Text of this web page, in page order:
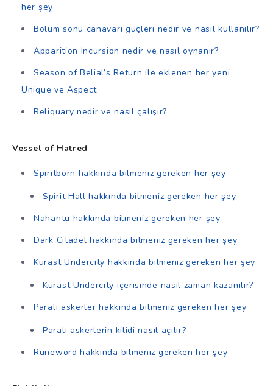
her şey
Bölüm sonu canavarı güçleri nedir ve nasıl kullanılır?
Apparition Incursion nedir ve nasıl oynanır?
Season of Belial’s Return ile eklenen her yeni
Unique ve Aspect
Reliquary nedir ve nasıl çalışır?
Vessel of Hatred
Spiritborn hakkında bilmeniz gereken her şey
Spirit Hall hakkında bilmeniz gereken her şey
Nahantu hakkında bilmeniz gereken her şey
Dark Citadel hakkında bilmeniz gereken her şey
Kurast Undercity hakkında bilmeniz gereken her şey
Kurast Undercity içerisinde nasıl zaman kazanılır?
Paralı askerler hakkında bilmeniz gereken her şey
Paralı askerlerin kilidi nasıl açılır?
Runeword hakkında bilmeniz gereken her şey